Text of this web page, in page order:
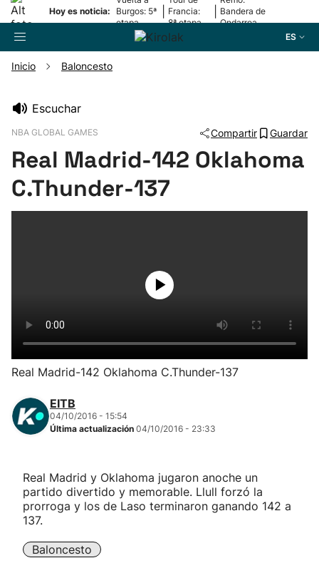
Hoy es noticia:
Burgos: 5ª
etapa
Francia:
8ª etapa
Bandera de
Ondarroa
ES
Pelota
Herri-kirolak
Balonmano
Kirolak 360
Carreras de montaña
Inicio Baloncesto
Escuchar
NBA GLOBAL GAMES Compartir Guardar
Real Madrid-142 Oklahoma
C.Thunder-137
Real Madrid-142 Oklahoma C.Thunder-137
EITB
04/10/2016 - 15:54
Última actualización 04/10/2016 - 23:33
Real Madrid y Oklahoma jugaron anoche un
partido divertido y memorable. Llull forzó la
prorroga y los de Laso terminaron ganando 142 a
137.
Baloncesto